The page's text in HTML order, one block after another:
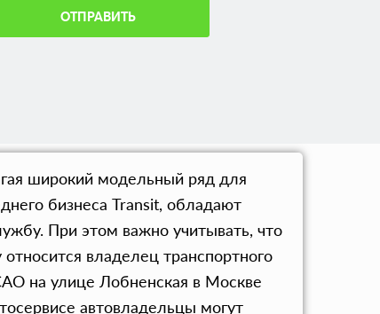
ОТПРАВИТЬ
широкий модельный ряд для
бизнеса Transit, обладают
При этом важно учитывать, что
владелец транспортного
на улице Лобненская в Москве
автовладельцы могут